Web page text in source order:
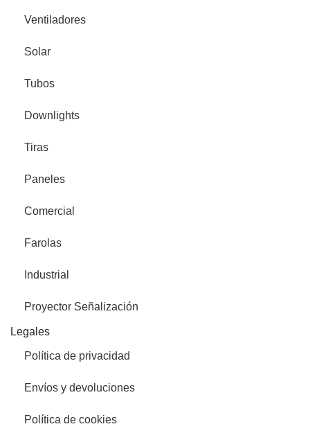
Ventiladores
Solar
Tubos
Downlights
Tiras
Paneles
Comercial
Farolas
Industrial
Proyector Señalización
Legales
Política de privacidad
Envíos y devoluciones
Política de cookies